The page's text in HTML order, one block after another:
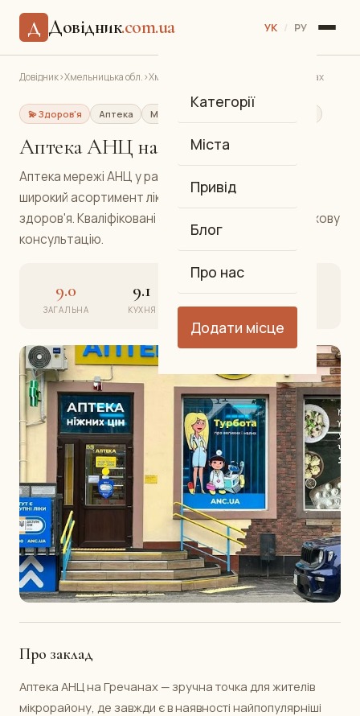
Д Довідник.com.ua УК / РУ
Категорії
Міста
Привід
Блог
Про нас
Додати місце
Довідник›Хмельницька обл.›Хмельницький Аптека АНЦ на Гречанах
💫 Здоров'я Аптека Мережева аптека АНЦ
Аптека АНЦ на Гречанах
Аптека мережі АНЦ у районі Гречани пропонує
широкий асортимент ліків, вітамінів та товарів для
здоров'я. Кваліфіковані фармацевти нададуть фахову
консультацію.
9.0
ЗАГАЛЬНА
9.1
КУХНЯ
9.0
АТМОСФЕРА
9.2
СЕРВІС
Про заклад
Аптека АНЦ на Гречанах — зручна точка для жителів
мікрорайону, де завжди є в наявності найпопулярніші